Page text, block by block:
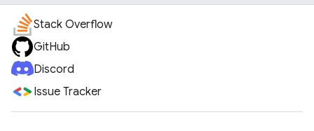
Stack Overflow
GitHub
Discord
Issue Tracker